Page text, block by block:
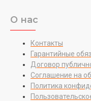
О нас
Контакты
Гарантийные
Договор
Соглашение на
Политика